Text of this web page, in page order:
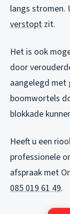
langs stromen.
verstopt zit.
Het is ook
door
aangelegd met
boomwortels
blokkade
Heeft u een
professionele
afspraak met
085 019 61 49.